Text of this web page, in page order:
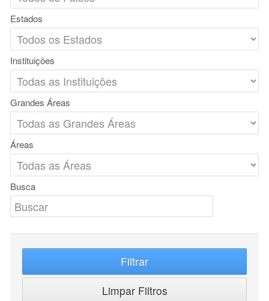
Estados
Instituições
Grandes Áreas
Áreas
Busca
Filtrar
Limpar Filtros